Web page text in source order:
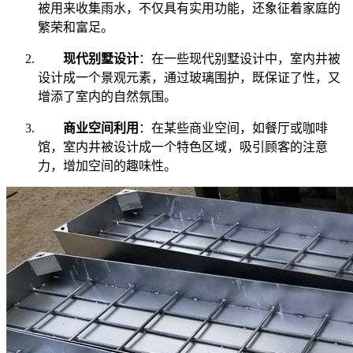
被用来收集雨水，不仅具有实用功能，还象征着家庭的
繁荣和富足。
现代别墅设计：在一些现代别墅设计中，室内井被
设计成一个景观元素，通过玻璃围护，既保证了性，又
增添了室内的自然氛围。
商业空间利用 ：在某些商业空间，如餐厅或咖啡
馆，室内井被设计成一个特色区域，吸引顾客的注意
力，增加空间的趣味性。